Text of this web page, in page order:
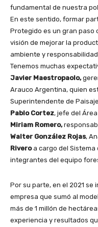
fundamental de nuestra
En este sentido, formar
Protegido es un gran paso
visión de mejorar la
ambiente y
Tenemos muchas
Javier Maestropaolo,
Arauco Argentina, quien
Superintendente de
Pablo Cortez, jefe del
Miriam Romero,
Walter González Rojas,
Riveroa cargo del Sistema
integrantes del equipo
Por su parte, en el 2021 se
empresa que sumó al
más de 1 millón de
experiencia y resultados